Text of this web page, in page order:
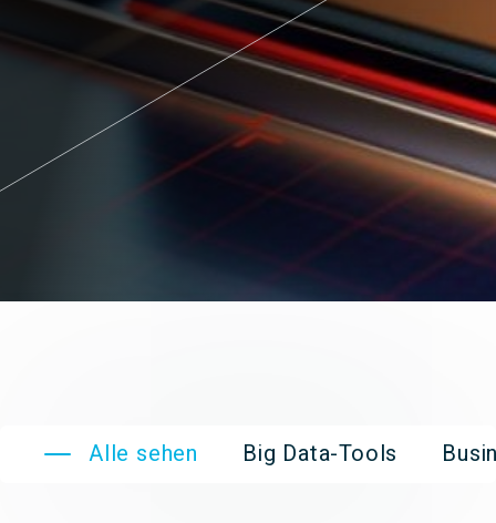
Alle sehen Big Data-Tools